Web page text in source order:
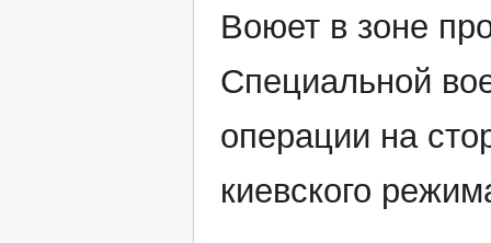
Воюет в зоне
Специальной
операции на
киевского